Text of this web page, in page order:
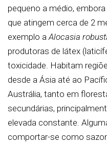
pequeno a médio,
que atingem cerca de 2
exemplo aAlocasia
produtoras de látex
toxicidade. Habitam
desde a Ásia até ao
Austrália, tanto em
secundárias,
elevada constante.
comportar-se como